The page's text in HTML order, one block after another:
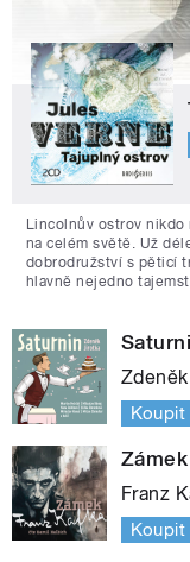
Lincolnův ostrov nikdo
na celém světě. Už
dobrodružství s pěticí
hlavně nejedno
Koupit
Zámek
Franz
Koupit